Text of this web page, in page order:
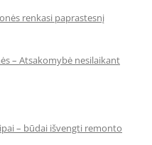
renkasi paprastesnį
– Atsakomybė nesilaikant
– būdai išvengti remonto